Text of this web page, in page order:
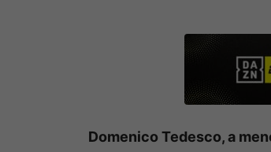
Domenico Tedesco, a